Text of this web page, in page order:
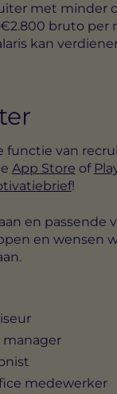
met minder
bruto per
kan
functie van
App Store of
!
en passende
en wensen
medewerker